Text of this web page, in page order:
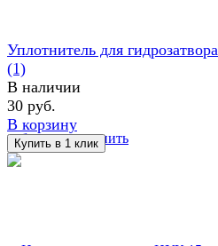
избранное сравнить
Уплотнитель для гидрозатвора
(1)
В наличии
30 руб.
В корзину